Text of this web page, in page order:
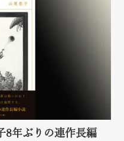
8年ぶりの連作長編